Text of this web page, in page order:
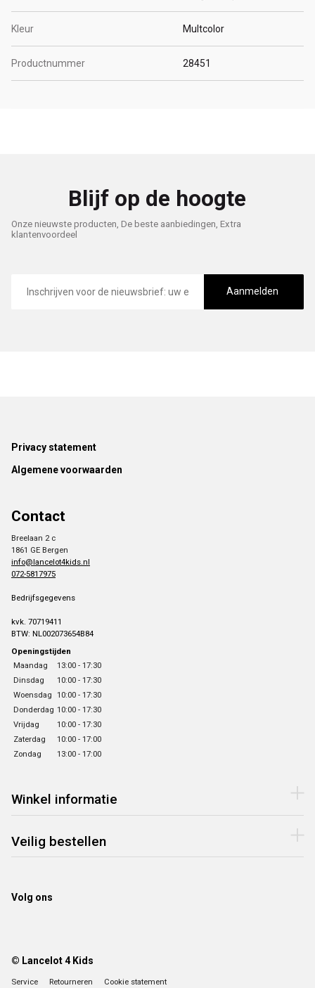
Kleur Multcolor
Productnummer 28451
Blijf op de hoogte
Onze nieuwste producten, De beste aanbiedingen, Extra
klantenvoordeel
mailadres
Aanmelden
Footer
Privacy statement
Algemene voorwaarden
Contact
Breelaan 2 c
1861 GE Bergen
info@lancelot4kids.nl
072-5817975
Bedrijfsgegevens
kvk. 70719411
BTW: NL002073654B84
Openingstijden
Maandag
13:00 - 17:30
Dinsdag
10:00 - 17:30
Woensdag 10:00 - 17:30
Donderdag 10:00 - 17:30
Vrijdag
10:00 - 17:30
Zaterdag
10:00 - 17:00
Zondag
13:00 - 17:00
Winkel informatie
Veilig bestellen
Volg ons
© Lancelot 4 Kids
Service Retourneren Cookie statement